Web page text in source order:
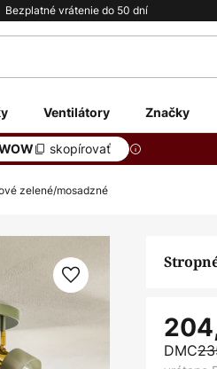
Bezplatné vrátenie do 50 dní
Ventilátory Značky
skopírovať
zelené/mosadzné
DMC